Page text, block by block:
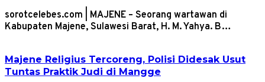
sorotcelebes.com | MAJENE – Seorang wartawan di
Kabupaten Majene, Sulawesi Barat, H. M. Yahya. B…
Majene Religius Tercoreng, Polisi Didesak Usut
Tuntas Praktik Judi di Mangge